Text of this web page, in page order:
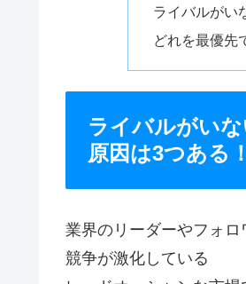
ライバルがい
どれを最優先
ライバルがい
原因は3つある！
業界のリーダーやフォロ
競争が激化している